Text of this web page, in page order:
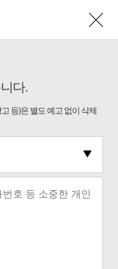
다.
등)은 별도 예고 없이 삭제